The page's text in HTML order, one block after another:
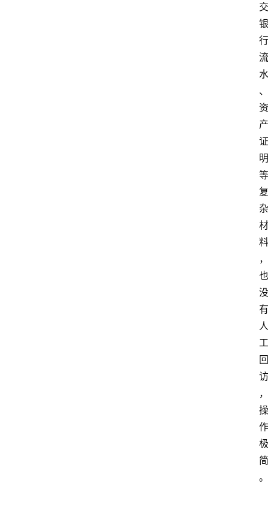
交
银
行
流
水
、
资
产
证
明
等
复
杂
材
料
，
也
没
有
人
工
回
访
，
操
作
极
简
。